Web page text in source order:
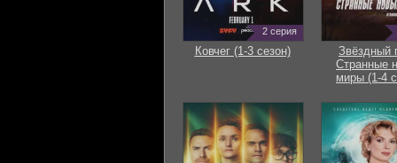
2 серия
Ковчег (1-3 сезон)
Звёздный
Странные
миры (1-4